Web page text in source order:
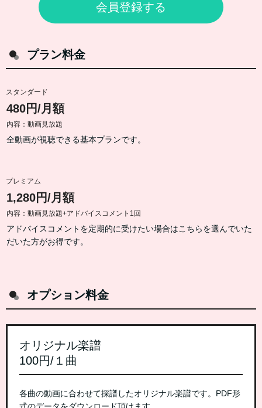
会員登録する
プラン料金
スタンダード
480円/月額
内容：動画見放題
全動画が視聴できる基本プランです。
プレミアム
1,280円/月額
内容：動画見放題+アドバイスコメント1回
アドバイスコメントを定期的に受けたい場合はこちらを選んでいた
だいた方がお得です。
オプション料金
オリジナル楽譜
100円/１曲
各曲の動画に合わせて採譜したオリジナル楽譜です。PDF形